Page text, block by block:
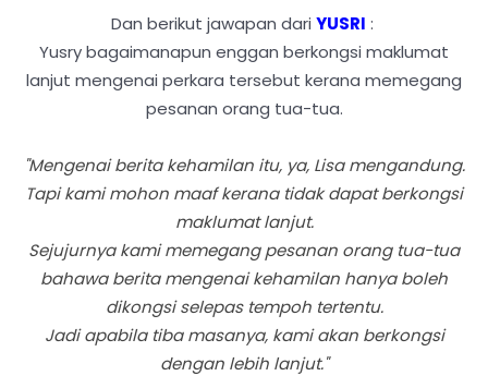
Dan berikut jawapan dari YUSRI :
Yusry bagaimanapun enggan berkongsi maklumat
lanjut mengenai perkara tersebut kerana memegang
pesanan orang tua-tua.
"Mengenai berita kehamilan itu, ya, Lisa mengandung.
Tapi kami mohon maaf kerana tidak dapat berkongsi
maklumat lanjut.
Sejujurnya kami memegang pesanan orang tua-tua
bahawa berita mengenai kehamilan hanya boleh
dikongsi selepas tempoh tertentu.
Jadi apabila tiba masanya, kami akan berkongsi
dengan lebih lanjut."